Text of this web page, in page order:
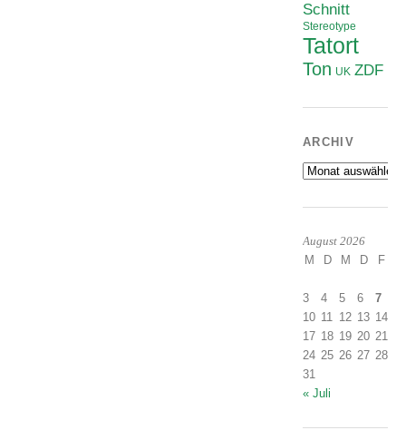
Schnitt
Stereotype
Tatort
Ton UK ZDF
ARCHIV
Archiv
August 2026
M D M D F
3
4 5 6 7
10 11 12 13 14
17 18 19 20 21
24 25 26 27 28
31
« Juli